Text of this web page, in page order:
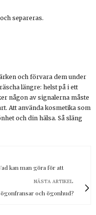
separeras.
och förvara dem under
längre: helst på i ett
någon av signalerna måste
Att använda kosmetika som
och din hälsa. Så släng
kan man göra för att
NÄSTA ARTIKEL
och ögonhud?